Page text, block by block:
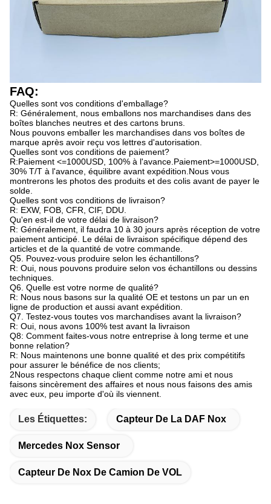
FAQ:
Quelles sont vos conditions d'emballage?
R: Généralement, nous emballons nos marchandises dans des
boîtes blanches neutres et des cartons bruns.
Nous pouvons emballer les marchandises dans vos boîtes de
marque après avoir reçu vos lettres d'autorisation.
Quelles sont vos conditions de paiement?
R:Paiement <=1000USD, 100% à l'avance.Paiement>=1000USD,
30% T/T à l'avance, équilibre avant expédition.Nous vous
montrerons les photos des produits et des colis avant de payer le
solde.
Quelles sont vos conditions de livraison?
R: EXW, FOB, CFR, CIF, DDU.
Qu'en est-il de votre délai de livraison?
R: Généralement, il faudra 10 à 30 jours après réception de votre
paiement anticipé. Le délai de livraison spécifique dépend des
articles et de la quantité de votre commande.
Q5. Pouvez-vous produire selon les échantillons?
R: Oui, nous pouvons produire selon vos échantillons ou dessins
techniques.
Q6. Quelle est votre norme de qualité?
R: Nous nous basons sur la qualité OE et testons un par un en
ligne de production et aussi avant expédition.
Q7. Testez-vous toutes vos marchandises avant la livraison?
R: Oui, nous avons 100% test avant la livraison
Q8: Comment faites-vous notre entreprise à long terme et une
bonne relation?
R: Nous maintenons une bonne qualité et des prix compétitifs
pour assurer le bénéfice de nos clients;
2Nous respectons chaque client comme notre ami et nous
faisons sincèrement des affaires et nous nous faisons des amis
avec eux, peu importe d'où ils viennent.
Les Étiquettes: Capteur De La DAF Nox
Mercedes Nox Sensor
Capteur De Nox De Camion De VOL